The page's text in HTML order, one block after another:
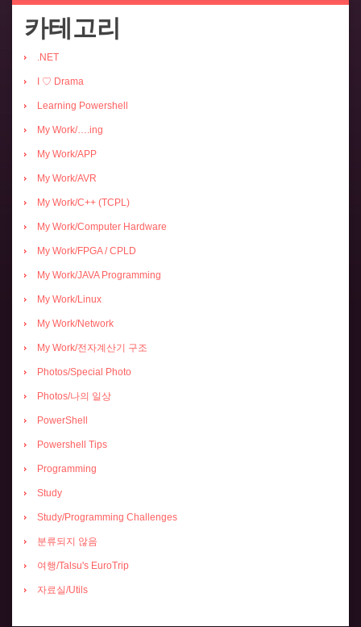
카테고리
.NET
I ♡ Drama
Learning Powershell
My Work/….ing
My Work/APP
My Work/AVR
My Work/C++ (TCPL)
My Work/Computer Hardware
My Work/FPGA / CPLD
My Work/JAVA Programming
My Work/Linux
My Work/Network
My Work/전자계산기 구조
Photos/Special Photo
Photos/나의 일상
PowerShell
Powershell Tips
Programming
Study
Study/Programming Challenges
분류되지 않음
여행/Talsu's EuroTrip
자료실/Utils